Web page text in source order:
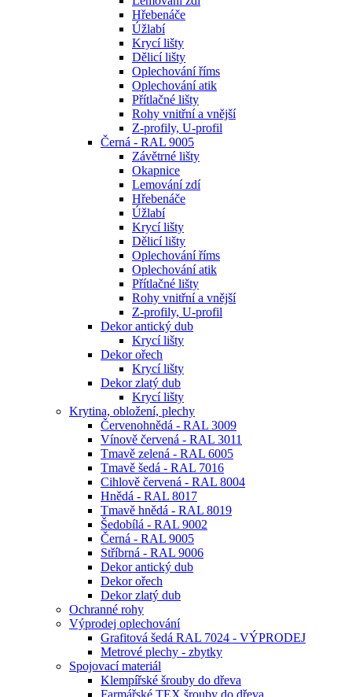
Hřebenáče
Úžlabí
Krycí lišty
Dělicí lišty
Oplechování říms
Oplechování atik
Přítlačné lišty
Rohy vnitřní a vnější
Z-profily, U-profil
Černá - RAL 9005
Závětrné lišty
Okapnice
Lemování zdí
Hřebenáče
Úžlabí
Krycí lišty
Dělicí lišty
Oplechování říms
Oplechování atik
Přítlačné lišty
Rohy vnitřní a vnější
Z-profily, U-profil
Dekor antický dub
Krycí lišty
Dekor ořech
Krycí lišty
Dekor zlatý dub
Krycí lišty
Krytina, obložení, plechy
Červenohnědá - RAL 3009
Vínově červená - RAL 3011
Tmavě zelená - RAL 6005
Tmavě šedá - RAL 7016
Cihlově červená - RAL 8004
Hnědá - RAL 8017
Tmavě hnědá - RAL 8019
Šedobílá - RAL 9002
Černá - RAL 9005
Stříbrná - RAL 9006
Dekor antický dub
Dekor ořech
Dekor zlatý dub
Ochranné rohy
Výprodej oplechování
Grafitová šedá RAL 7024 - VÝPRODEJ
Metrové plechy - zbytky
Spojovací materiál
Klempířské šrouby do dřeva
Farmářské TEX šrouby do dřeva